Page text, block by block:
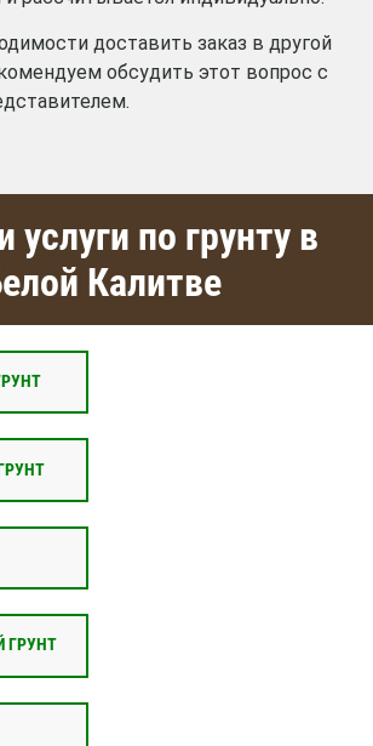
доставить заказ в другой
обсудить этот вопрос с
по грунту в
Калитве
ГРУНТ